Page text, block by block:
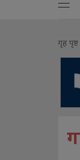
गृह पृष्ट